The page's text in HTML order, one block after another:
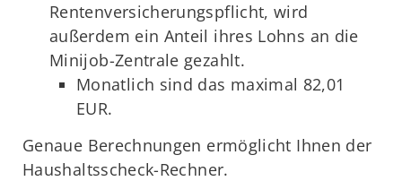
Rentenversicherungspflicht, wird
außerdem ein Anteil ihres Lohns an die
Minijob-Zentrale gezahlt.
Monatlich sind das maximal 82,01
EUR.
Genaue Berechnungen ermöglicht Ihnen der
Haushaltsscheck-Rechner.